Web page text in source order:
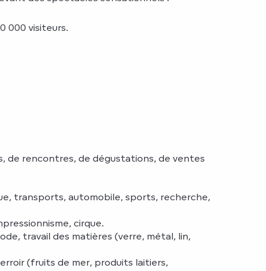
000 visiteurs.
de rencontres, de dégustations, de ventes
transports, automobile, sports, recherche,
cirque.
travail des matières (verre, métal, lin,
(fruits de mer, produits laitiers,